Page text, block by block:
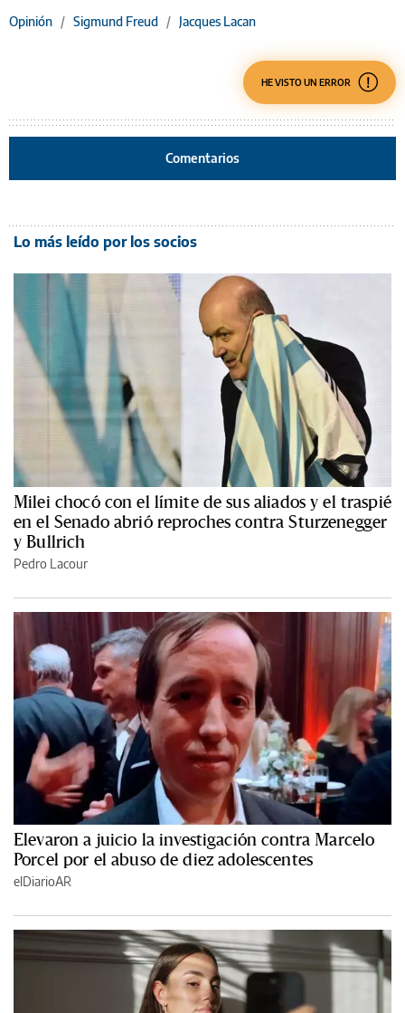
Opinión / Sigmund Freud / Jacques Lacan
HE VISTO UN ERROR
Comentarios
Lo más leído por los socios
Milei chocó con el límite de sus aliados y el traspié
en el Senado abrió reproches contra Sturzenegger
y Bullrich
Pedro Lacour
Elevaron a juicio la investigación contra Marcelo
Porcel por el abuso de diez adolescentes
elDiarioAR